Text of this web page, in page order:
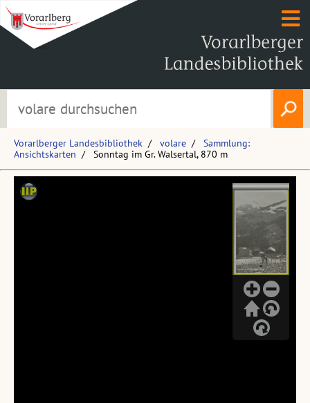
Vorarlberger Landesbibliothek volare
Sammlung:
Ansichtskarten
Sonntag im Gr. Walsertal, 870 m